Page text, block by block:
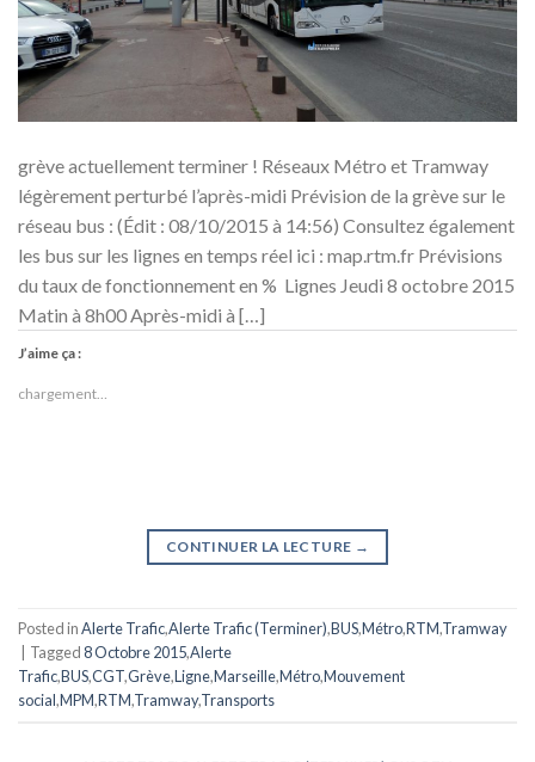
grève actuellement terminer ! Réseaux Métro et Tramway
légèrement perturbé l’après-midi Prévision de la grève sur le
réseau bus : (Édit : 08/10/2015 à 14:56) Consultez également
les bus sur les lignes en temps réel ici : map.rtm.fr Prévisions
du taux de fonctionnement en % Lignes Jeudi 8 octobre 2015
Matin à 8h00 Après-midi à […]
J’aime ça :
chargement…
CONTINUER LA LECTURE →
Posted inAlerte Trafic,Alerte Trafic (Terminer),BUS,Métro,RTM,Tramway
Tagged8 Octobre 2015,Alerte
Trafic,BUS,CGT,Grève,Ligne,Marseille,Métro,Mouvement
social,MPM,RTM,Tramway,Transports